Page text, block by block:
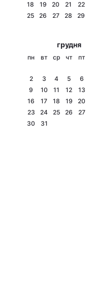
18
19 20 21 22
25
26 27 28 29
грудня
пн вт ср чт пт
2
3 4 5 6
9
10 11 12 13
16
17 18 19 20
23
24 25 26 27
30
31